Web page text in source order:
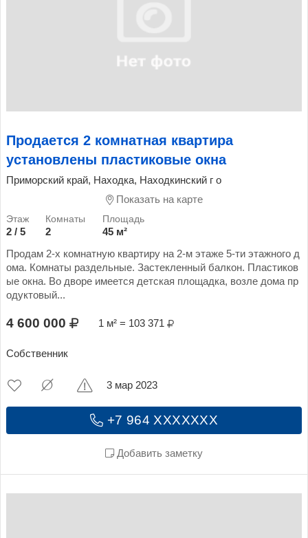
Продается 2 комнатная квартира
установлены пластиковые окна
Приморский край, Находка, Находкинский г о
Показать на карте
2 / 5 2
45 м²
Продам 2-х комнатную квартиру на 2-м этаже 5-ти этажного д
ома. Комнаты раздельные. Застекленный балкон. Пластиков
ые окна. Во дворе имеется детская площадка, возле дома пр
одуктовый...
4 600 000 1 м² = 103 371
Собственник
+7 964 XXXXXXX
Добавить заметку
3 мар 2023